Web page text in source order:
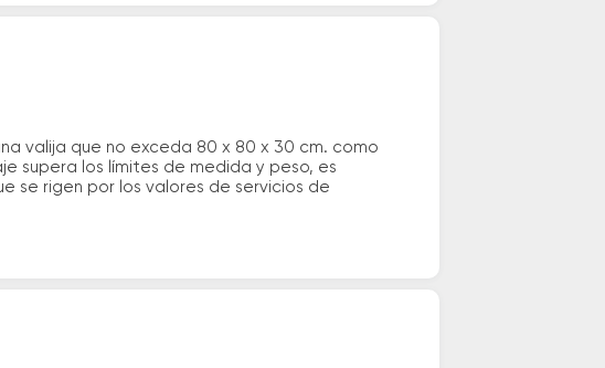
valija que no exceda 80 x 80 x 30 cm. como
supera los límites de medida y peso, es
se rigen por los valores de servicios de